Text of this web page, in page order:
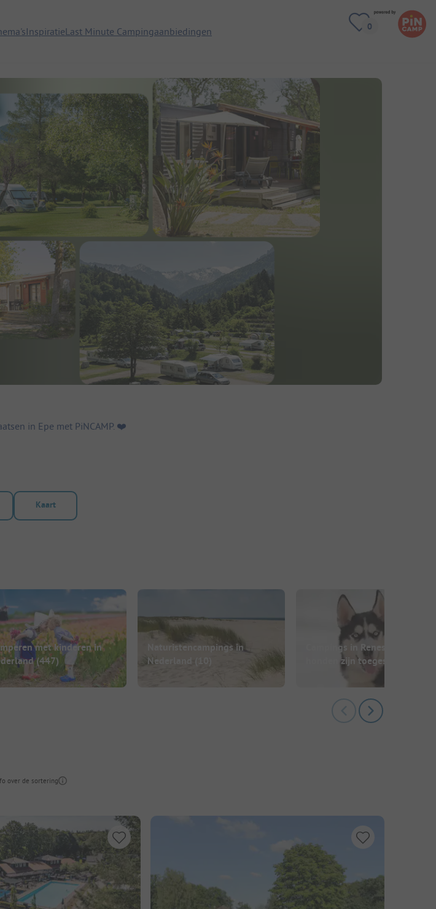
InspiratieLast Minute Campingaanbiedingen
zoeken naar huuraccommodaties
in Epe met PiNCAMP. ❤️️
Kaart
met kinderen in
(447)
Naturistencampings in
Nederland
(10)
Campings in Renesse waar
honden zijn toegestaan
over de sortering